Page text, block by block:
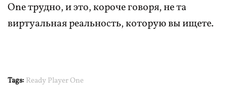
One трудно, и это, короче говоря, не та
виртуальная реальность, которую вы ищете.
Tags:Ready Player One